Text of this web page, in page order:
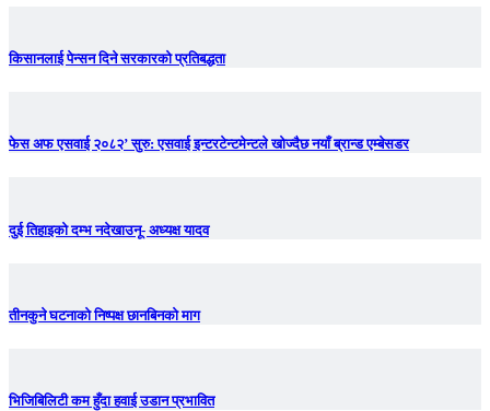
किसानलाई पेन्सन दिने सरकारको प्रतिबद्धता
फेस अफ एसवाई २०८२’ सुरु: एसवाई इन्टरटेन्टमेन्टले खोज्दैछ नयाँ ब्रान्ड एम्बेसडर
दुई तिहाइको दम्भ नदेखाउनू- अध्यक्ष यादव
तीनकुने घटनाकाे निष्पक्ष छानबिनकाे माग
भिजिबिलिटी कम हुँदा हवाई उडान प्रभावित